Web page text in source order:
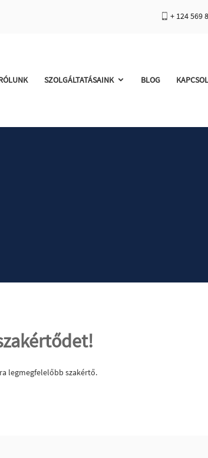
+ 124 569
SZOLGÁLTATÁSAINK BLOG
legmegfelelőbb szakértő.